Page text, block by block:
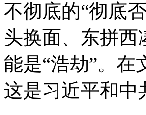
不彻底的“彻底
头换面、东拼西
能是“浩劫”。
这是习近平和中